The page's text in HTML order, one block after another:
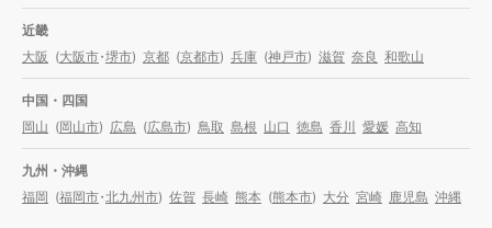
近畿
大阪 (大阪市・堺市) 京都 (京都市) 兵庫 (神戸市) 滋賀 奈良 和歌山
中国・四国
岡山 (岡山市) 広島 (広島市) 鳥取 島根 山口 徳島 香川 愛媛 高知
九州・沖縄
福岡 (福岡市・北九州市) 佐賀 長崎 熊本 (熊本市) 大分 宮崎 鹿児島 沖縄